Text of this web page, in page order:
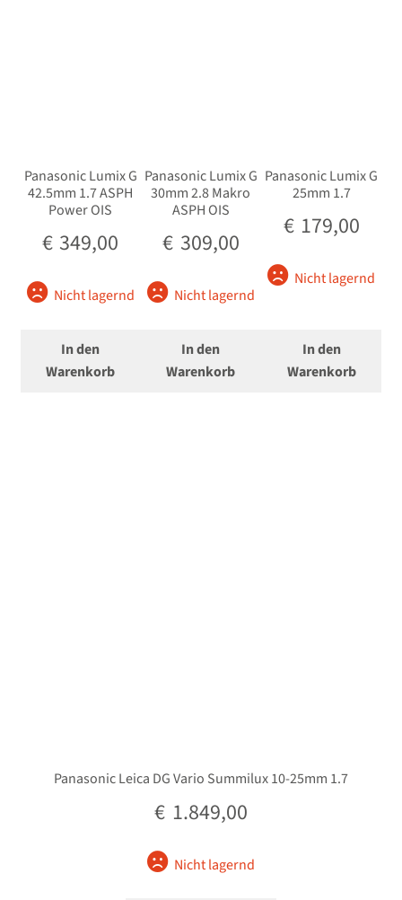
Panasonic Lumix G
42.5mm 1.7 ASPH
Power OIS
€ 349,00
Nicht lagernd
In den
Warenkorb
Panasonic Lumix G
30mm 2.8 Makro
ASPH OIS
€ 309,00
Nicht lagernd
In den
Warenkorb
Panasonic Lumix G
25mm 1.7
€ 179,00
Nicht lagernd
In den
Warenkorb
Panasonic Leica DG Vario Summilux 10-25mm 1.7
€ 1.849,00
Nicht lagernd